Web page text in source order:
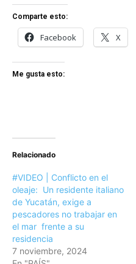
Comparte esto:
Facebook X
Me gusta esto:
Relacionado
#VIDEO | Conflicto en el
oleaje: Un residente italiano
de Yucatán, exige a
pescadores no trabajar en
el mar frente a su
residencia
7 noviembre, 2024